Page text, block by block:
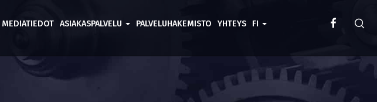
MEDIATIEDOT ASIAKASPALVELU PALVELUHAKEMISTO YHTEYS FI